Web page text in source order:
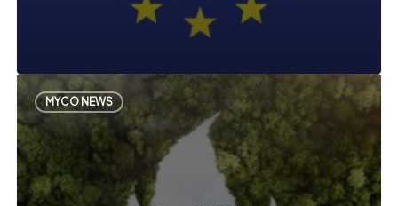
aves
MYCO NEWS
Efecto
del
cambio
climático